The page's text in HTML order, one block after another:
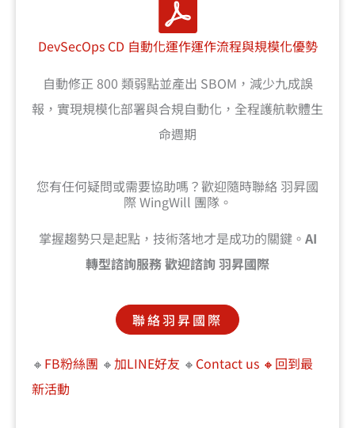
DevSecOps CD 自動化運作運作流程與規模化優勢
自動修正 800 類弱點並產出 SBOM，減少九成誤
報，實現規模化部署與合規自動化，全程護航軟體生
命週期
您有任何疑問或需要協助嗎？歡迎隨時聯絡 羽昇國
際 WingWill 團隊。
掌握趨勢只是起點，技術落地才是成功的關鍵。 AI
轉型諮詢服務 歡迎諮詢 羽昇國際
聯絡羽昇國際
🔸 FB粉絲團 🔸加LINE好友 🔸 Contact us 🔸回到最
新活動